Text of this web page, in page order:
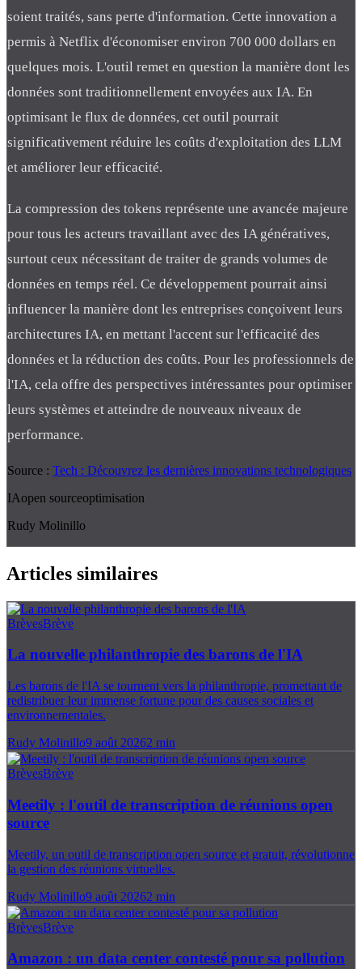
soient traités, sans perte d'information. Cette innovation a
permis à Netflix d'économiser environ 700 000 dollars en
quelques mois. L'outil remet en question la manière dont les
données sont traditionnellement envoyées aux IA. En
optimisant le flux de données, cet outil pourrait
significativement réduire les coûts d'exploitation des LLM
et améliorer leur efficacité.
La compression des tokens représente une avancée majeure
pour tous les acteurs travaillant avec des IA génératives,
surtout ceux nécessitant de traiter de grands volumes de
données en temps réel. Ce développement pourrait ainsi
influencer la manière dont les entreprises conçoivent leurs
architectures IA, en mettant l'accent sur l'efficacité des
données et la réduction des coûts. Pour les professionnels de
l'IA, cela offre des perspectives intéressantes pour optimiser
leurs systèmes et atteindre de nouveaux niveaux de
performance.
Source : Tech : Découvrez les dernières innovations technologiques
IAopen sourceoptimisation
Rudy Molinillo
Articles similaires
BrèvesBrève
La nouvelle philanthropie des barons de l'IA
Les barons de l'IA se tournent vers la philanthropie, promettant de
redistribuer leur immense fortune pour des causes sociales et
environnementales.
Rudy Molinillo9 août 20262 min
BrèvesBrève
Meetily : l'outil de transcription de réunions open
source
Meetily, un outil de transcription open source et gratuit, révolutionne
la gestion des réunions virtuelles.
Rudy Molinillo9 août 20262 min
BrèvesBrève
Amazon : un data center contesté pour sa pollution